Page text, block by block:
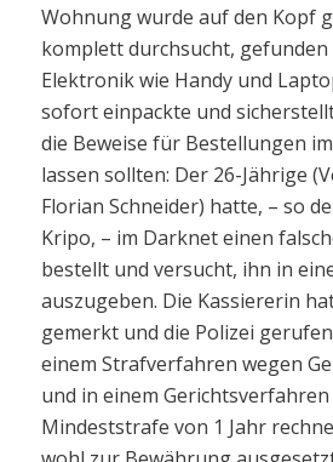
Wohnung wurde auf den Kopf
komplett durchsucht,
Elektronik wie Handy und
sofort einpackte und
die Beweise für Bestellungen
lassen sollten: Der 26-Jährige
Florian Schneider) hatte, – so
Kripo, – im Darknet einen
bestellt und versucht, ihn in
auszugeben. Die Kassiererin
gemerkt und die Polizei
einem Strafverfahren wegen
und in einem
Mindeststrafe von 1 Jahr